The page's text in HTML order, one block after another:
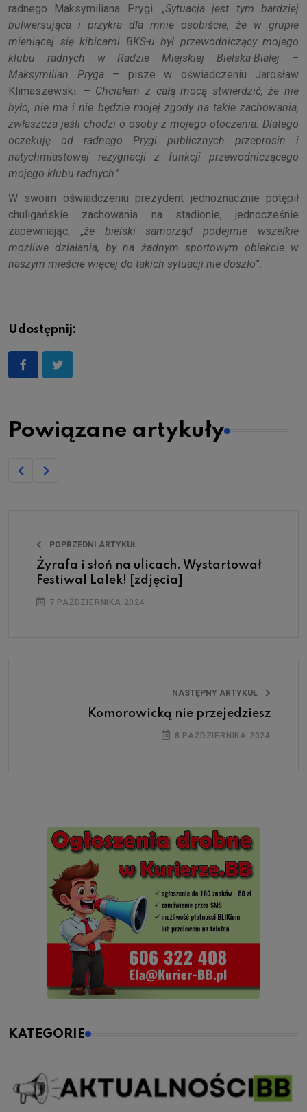
radnego Maksymiliana Prygi. „Sytuacja jest tym bardziej
bulwersująca i przykra dla mnie osobiście, że w grupie
mieniącej się kibicami BKS-u był przewodniczący mojego
klubu radnych w Radzie Miejskiej Bielska-Białej –
Maksymilian Pryga– pisze w oświadczeniu Jarosław
Klimaszewski. – Chciałem z całą mocą stwierdzić, że nie
było, nie ma i nie będzie mojej zgody na takie zachowania,
zwłaszcza jeśli chodzi o osoby z mojego otoczenia. Dlatego
oczekuję od radnego Prygi publicznych przeprosin i
natychmiastowej rezygnacji z funkcji przewodniczącego
mojego klubu radnych.”
W swoim oświadczeniu prezydent jednoznacznie potępił
chuligańskie zachowania na stadionie, jednocześnie
zapewniając, „że bielski samorząd podejmie wszelkie
możliwe działania, by na żadnym sportowym obiekcie w
naszym mieście więcej do takich sytuacji nie doszło”.
Udostępnij:
Powiązane artykuły
POPRZEDNI ARTYKUŁ
Żyrafa i słoń na ulicach. Wystartował
Festiwal Lalek! [zdjęcia]
7 PAŹDZIERNIKA 2024
NASTĘPNY ARTYKUŁ
Komorowicką nie przejedziesz
8 PAŹDZIERNIKA 2024
KATEGORIE